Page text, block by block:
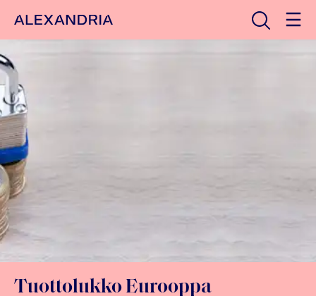
Etusivulle Avaa haku
Tuottolukko Eurooppa